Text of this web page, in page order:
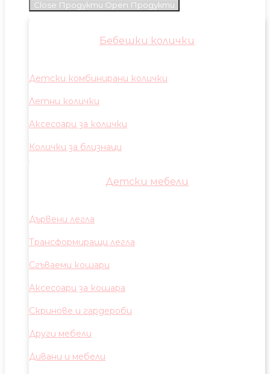
Close Продукти Open Продукти
Бебешки колички
Детски комбинирани колички
Летни колички
Аксесоари за колички
Колички за близнаци
Детски мебели
Дървени легла
Трансформиращи легла
Сгъваеми кошари
Аксесоари за кошара
Скринове и гардероби
Други мебели
Дивани и мебели